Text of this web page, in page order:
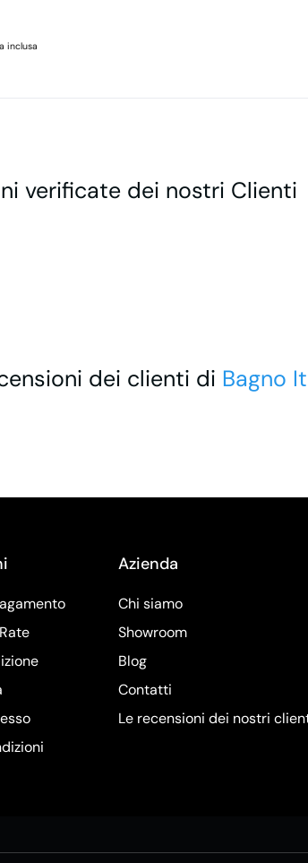
inclusa
verificate dei nostri Clienti
dei clienti di Bagno
Azienda
Chi siamo
Showroom
Blog
Contatti
Le recensioni dei nostri